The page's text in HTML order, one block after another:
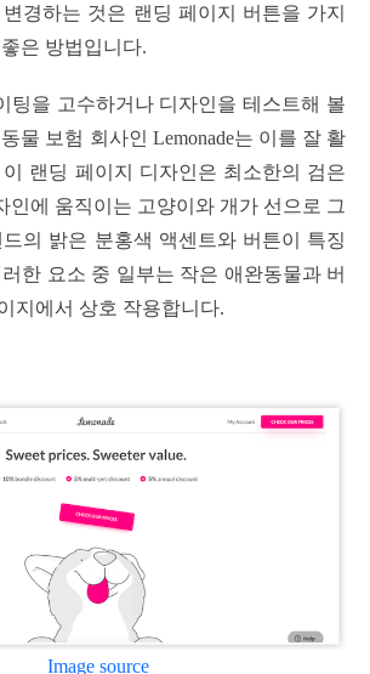
경하는 것은 랜딩 페이지 버튼을 가지
은 방법입니다.
팅을 고수하거나 디자인을 테스트해 볼
물 보험 회사인 Lemonade는 이를 잘 활
랜딩 페이지 디자인은 최소한의 검은
인에 움직이는 고양이와 개가 선으로 그
의 밝은 분홍색 액센트와 버튼이 특징
한 요소 중 일부는 작은 애완동물과 버
지에서 상호 작용합니다.
Image source